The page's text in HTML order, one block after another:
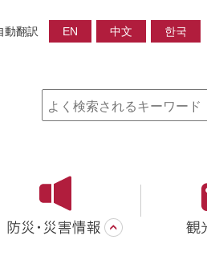
翻訳 EN 中文 한국